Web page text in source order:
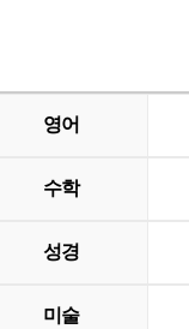
영어
수학
성경
미술